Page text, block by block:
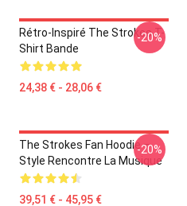
Rétro-Inspiré The Strokes T-
Shirt Bande
24,38 € - 28,06 €
-20%
The Strokes Fan Hoodie –
Style Rencontre La Musique
39,51 € - 45,95 €
-20%